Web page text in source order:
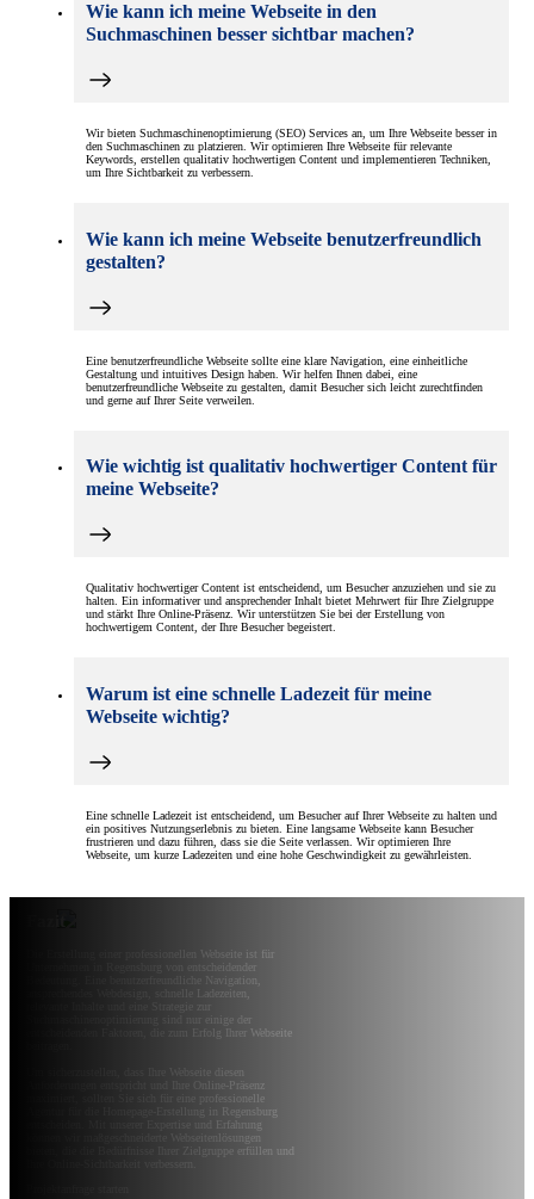
Wie kann ich meine Webseite in den
Suchmaschinen besser sichtbar machen?
Wir bieten Suchmaschinenoptimierung (SEO) Services an, um Ihre Webseite besser in
den Suchmaschinen zu platzieren. Wir optimieren Ihre Webseite für relevante
Keywords, erstellen qualitativ hochwertigen Content und implementieren Techniken,
um Ihre Sichtbarkeit zu verbessern.
Wie kann ich meine Webseite benutzerfreundlich
gestalten?
Eine benutzerfreundliche Webseite sollte eine klare Navigation, eine einheitliche
Gestaltung und intuitives Design haben. Wir helfen Ihnen dabei, eine
benutzerfreundliche Webseite zu gestalten, damit Besucher sich leicht zurechtfinden
und gerne auf Ihrer Seite verweilen.
Wie wichtig ist qualitativ hochwertiger Content für
meine Webseite?
Qualitativ hochwertiger Content ist entscheidend, um Besucher anzuziehen und sie zu
halten. Ein informativer und ansprechender Inhalt bietet Mehrwert für Ihre Zielgruppe
und stärkt Ihre Online-Präsenz. Wir unterstützen Sie bei der Erstellung von
hochwertigem Content, der Ihre Besucher begeistert.
Warum ist eine schnelle Ladezeit für meine
Webseite wichtig?
Eine schnelle Ladezeit ist entscheidend, um Besucher auf Ihrer Webseite zu halten und
ein positives Nutzungserlebnis zu bieten. Eine langsame Webseite kann Besucher
frustrieren und dazu führen, dass sie die Seite verlassen. Wir optimieren Ihre
Webseite, um kurze Ladezeiten und eine hohe Geschwindigkeit zu gewährleisten.
Die Erstellung einer professionellen Webseite ist für
Unternehmen in Regensburg von entscheidender
Bedeutung. Eine benutzerfreundliche Navigation,
ansprechendes Webdesign, schnelle Ladezeiten,
Suchmaschinenoptimierung sind nur einige der
entscheidenden Faktoren, die zum Erfolg Ihrer Webseite
Um sicherzustellen, dass Ihre Webseite diesen
Anforderungen entspricht und Ihre Online-Präsenz
maximiert, sollten Sie sich für eine professionelle
Agentur für die Homepage-Erstellung in Regensburg
entscheiden. Mit unserer Expertise und Erfahrung
können wir maßgeschneiderte Webseitenlösungen
bieten, die die Bedürfnisse Ihrer Zielgruppe erfüllen und